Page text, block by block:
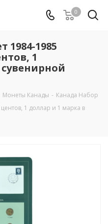
0
1984-1985
1
Монеты Канады - Канада Набор
1 доллар и 1 марка в